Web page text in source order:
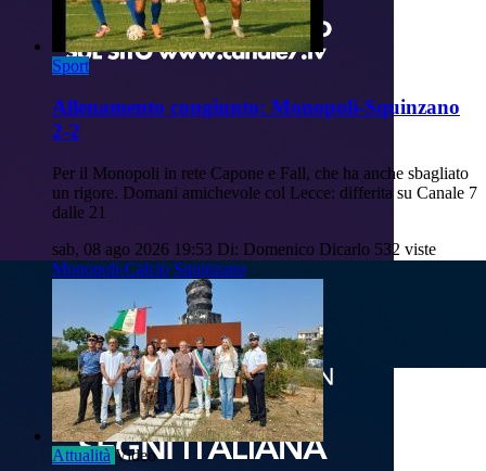
Sport
Allenamento congiunto: Monopoli-Squinzano
2-2
Per il Monopoli in rete Capone e Fall, che ha anche sbagliato
un rigore. Domani amichevole col Lecce: differita su Canale 7
dalle 21
sab, 08 ago 2026 19:53 Di: Domenico Dicarlo 532 viste
Monopoli-Calcio Squinzano
Attualità Video